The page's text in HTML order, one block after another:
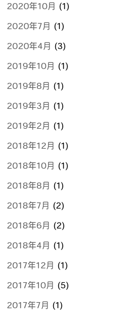
2020年10月 (1)
2020年7月 (1)
2020年4月 (3)
2019年10月 (1)
2019年8月 (1)
2019年3月 (1)
2019年2月 (1)
2018年12月 (1)
2018年10月 (1)
2018年8月 (1)
2018年7月 (2)
2018年6月 (2)
2018年4月 (1)
2017年12月 (1)
2017年10月 (5)
2017年7月 (1)